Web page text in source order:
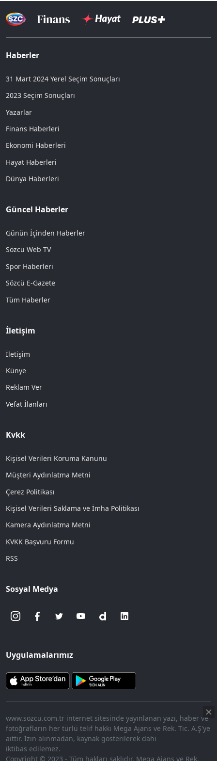
Haberler
31 Mart 2024 Yerel Seçim Sonuçları
2023 Seçim Sonuçları
Yazarlar
Finans Haberleri
Ekonomi Haberleri
Hayat Haberleri
Dünya Haberleri
Güncel Haberler
Günün İçinden Haberler
Sözcü Web TV
Spor Haberleri
Sözcü E-Gazete
Tüm Haberler
İletişim
İletişim
Künye
Reklam Ver
Vefat İlanları
Kvkk
Kişisel Verileri Koruma Kanunu
Müşteri Aydınlatma Metni
Çerez Politikası
Kişisel Verileri Saklama ve İmha Politikası
Kamera Aydınlatma Metni
KVKK Başvuru Formu
RSS
Sosyal Medya
Uygulamalarımız
www.sozcu.com.tr internet sitesinde yayınlanan yazı, haber ve
fotoğrafların her türlü telif hakkı Mega Ajans ve Rek. Tic. A.Ş'ye
aittir. İzin alınmadan, kaynak gösterilerek dahi
iktibas edilemez.
Copyright © 2023 - Tüm hakları saklıdır. Mega Ajans ve Rek.